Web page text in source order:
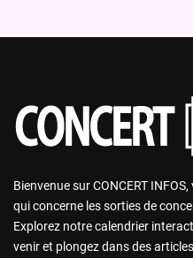
Bienvenue sur CONCERT
qui concerne les sorties de
Explorez notre calendrier
venir et plongez dans des